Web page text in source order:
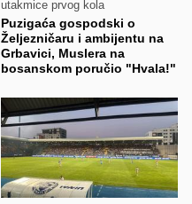
utakmice prvog kola
Puzigaća gospodski o
Željezničaru i ambijentu na
Grbavici, Muslera na
bosanskom poručio "Hvala!"